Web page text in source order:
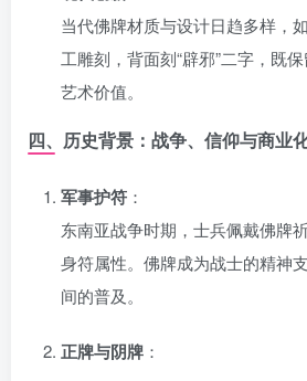
当代佛牌材质与设计日趋多样，
工雕刻，背面刻“辟邪”二字，既
艺术价值。
四、历史背景：战争、信仰与商业
军事护符 ：
东南亚战争时期，士兵佩戴佛牌
身符属性。佛牌成为战士的精神
间的普及。
正牌与阴牌 ：